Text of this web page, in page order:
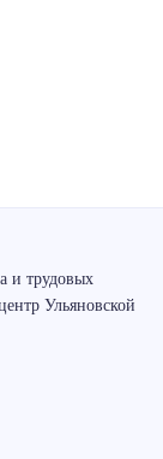
и трудовых
Ульяновской